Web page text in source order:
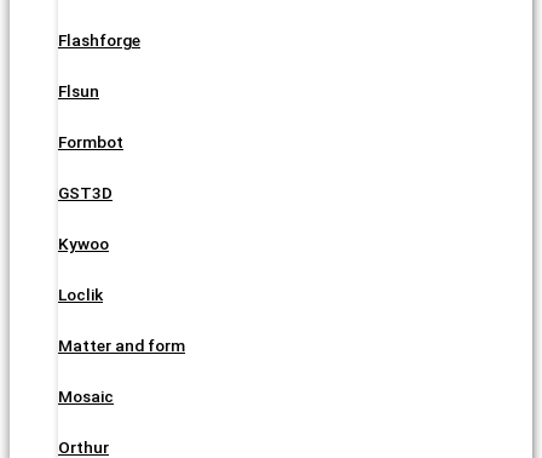
Flashforge
Flsun
Formbot
GST3D
Kywoo
Loclik
Matter and form
Mosaic
Orthur